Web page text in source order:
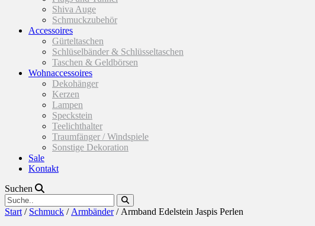
Shiva Auge
Schmuckzubehör
Accessoires
Gürteltaschen
Schlüselbänder & Schlüsseltaschen
Taschen & Geldbörsen
Wohnaccessoires
Dekohänger
Kerzen
Lampen
Speckstein
Teelichthalter
Traumfänger / Windspiele
Sonstige Dekoration
Sale
Kontakt
Suchen
Start / Schmuck / Armbänder/ Armband Edelstein Jaspis Perlen